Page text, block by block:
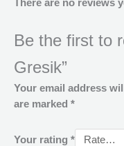
There are no reviews
Be the first to
Gresik”
Your email address
are marked *
Your rating *